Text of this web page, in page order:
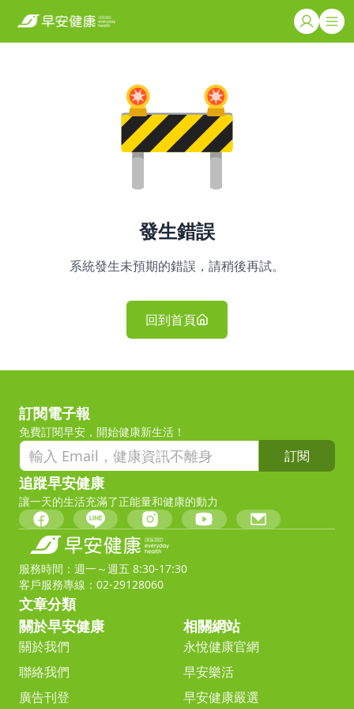
發生錯誤
系統發生未預期的錯誤，請稍後再試。
回到首頁
訂閱電子報
免費訂閱早安，開始健康新生活！
訂閱
追蹤早安健康
讓一天的生活充滿了正能量和健康的動力
服務時間：週一～週五 8:30-17:30
客戶服務專線：02-29128060
文章分類
關於早安健康
關於我們
聯絡我們
廣告刊登
相關網站
永悅健康官網
早安樂活
早安健康嚴選